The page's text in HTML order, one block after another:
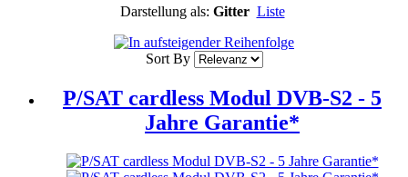
Darstellung als: Gitter Liste
Sort By
P/SAT cardless Modul DVB-S2 - 5
Jahre Garantie*